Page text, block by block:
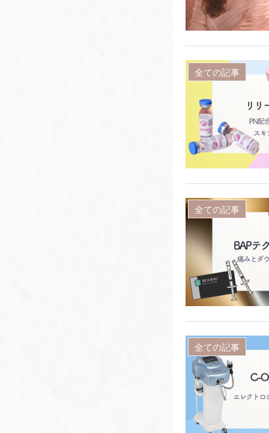
全ての記事
全ての記事
全ての記事